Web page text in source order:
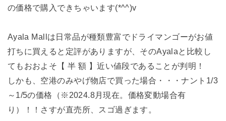
の価格で購入できちゃいます(*^^)v
Ayala Mallは日常品が種類豊富でドライマンゴーがお値
打ちに買えると定評がありますが、そのAyalaと比較し
てもおおよそ【 半 額 】近い値段であることが判明！
しかも、空港のみやげ物店で買った場合・・・ナント1/3
～1/5の価格（※2024.8月現在。価格変動場合有
り）！！さすが直売所、スゴ過ぎます。